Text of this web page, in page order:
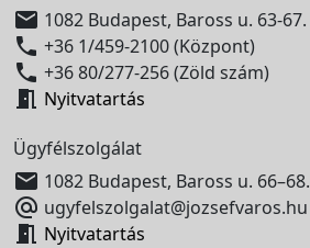
 1082 Budapest, Baross u. 63-67.
 +36 1/459-2100 (Központ)
 +36 80/277-256 (Zöld szám)
 Nyitvatartás
Ügyfélszolgálat
 1082 Budapest, Baross u. 66–68.
 ugyfelszolgalat@jozsefvaros.hu
 Nyitvatartás